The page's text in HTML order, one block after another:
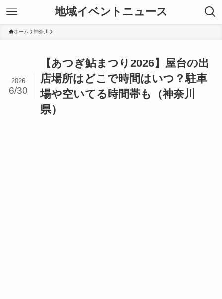
地域イベントニュース
ホーム 神奈川
【あつぎ鮎まつり2026】屋台の出
店場所はどこで時間はいつ？駐車
場や空いてる時間帯も（神奈川
県）
2026
6/30